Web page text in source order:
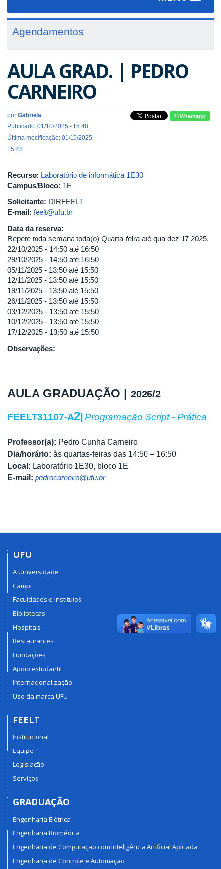
Agendamentos
AULA GRAD. | PEDRO
CARNEIRO
por Gabriela
Publicado: 01/10/2025 - 15:48
Última modificação: 01/10/2025 -
15:48
Whatsapp
Recurso: Laboratório de informática 1E30
Campus/Bloco: 1E
Solicitante: DIRFEELT
E-mail: feelt@ufu.br
Data da reserva:
Repete toda semana toda(o) Quarta-feira até qua dez 17 2025.
22/10/2025 - 14:50 até 16:50
29/10/2025 - 14:50 até 16:50
05/11/2025 - 13:50 até 15:50
12/11/2025 - 13:50 até 15:50
19/11/2025 - 13:50 até 15:50
26/11/2025 - 13:50 até 15:50
03/12/2025 - 13:50 até 15:50
10/12/2025 - 13:50 até 15:50
17/12/2025 - 13:50 até 15:50
Observações:
AULA GRADUAÇÃO | 2025/2
FEELT31107-A2 Programação Script - Prática
Professor(a): Pedro Cunha Carneiro
Dia/horário: às quartas-feiras das 14:50 – 16:50
Local: Laboratório 1E30, bloco 1E
E-mail: pedrocarneiro@ufu.br
UFU
A Universidade
Campi
Faculdades e Institutos
Bibliotecas
Hospitais
Restaurantes
Fundações
Apoio estudantil
Internacionalização
Uso da marca UFU
FEELT
Institucional
Equipe
Legislação
Serviços
GRADUAÇÃO
Engenharia Elétrica
Engenharia Biomédica
Engenharia de Computação com Inteligência Artificial Aplicada
Engenharia de Controle e Automação